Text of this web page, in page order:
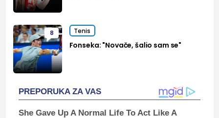
8 Tenis
Fonseka: "Novače, šalio sam se"
PREPORUKA ZA VAS
She Gave Up A Normal Life To Act Like A